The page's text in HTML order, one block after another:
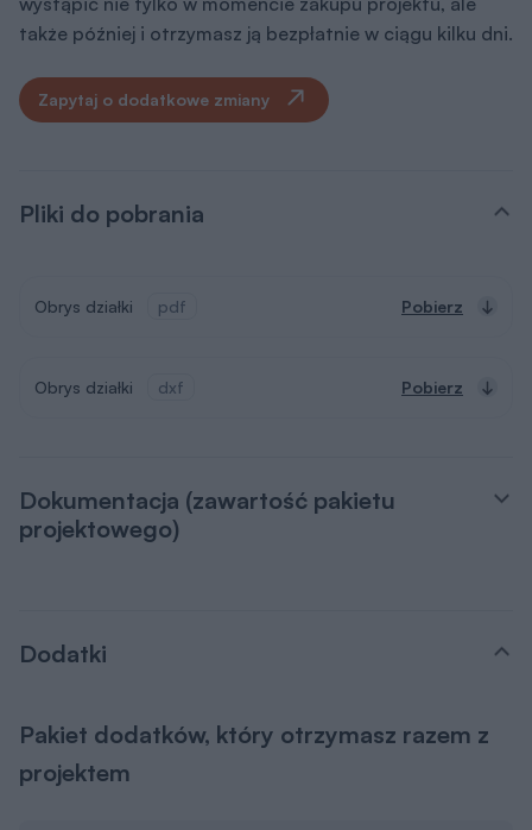
także później i otrzymasz ją bezpłatnie w ciągu kilku dni.
Zapytaj o dodatkowe zmiany
Pliki do pobrania
Obrys działki pdf Pobierz
Obrys działki dxf Pobierz
Dokumentacja (zawartość pakietu
projektowego)
Dodatki
Pakiet dodatków, który otrzymasz razem z
projektem